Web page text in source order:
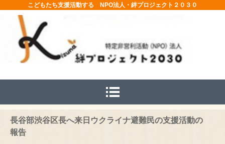
こどもたち支援活動する NPO法人・絆プロジェクト２０３０
長谷部渋谷区長へ来日ウクライナ避難民の支援活動の
報告